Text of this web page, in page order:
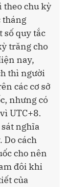
theo chu kỳ
tháng
số quy tắc
trăng cho
nay,
thì người
các cơ sở
nhưng có
UTC+8.
nghĩa
Do cách
cho nên
đôi khi
của